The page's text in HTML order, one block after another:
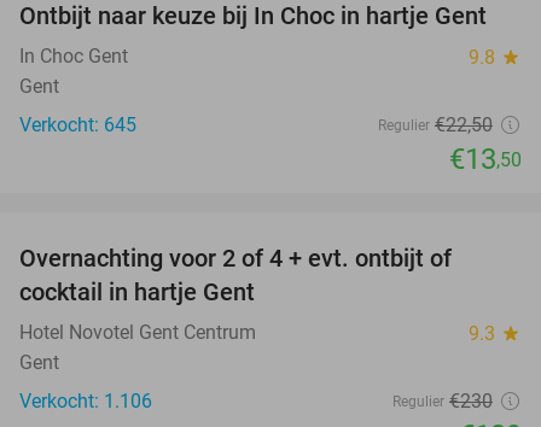
40%
Ontbijt naar keuze bij In Choc in hartje Gent
In Choc Gent 9.8 star
Gent
Verkocht: 645
Regulier €22,50
€13,50
Overnachting voor 2 of 4 + evt. ontbijt of
cocktail in hartje Gent
Hotel Novotel Gent Centrum 9.3 star
Gent
Verkocht: 1.106
Regulier €230